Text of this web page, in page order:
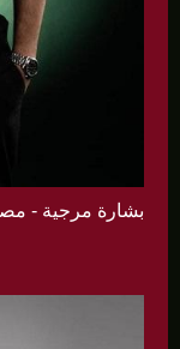
بشارة مرجية -